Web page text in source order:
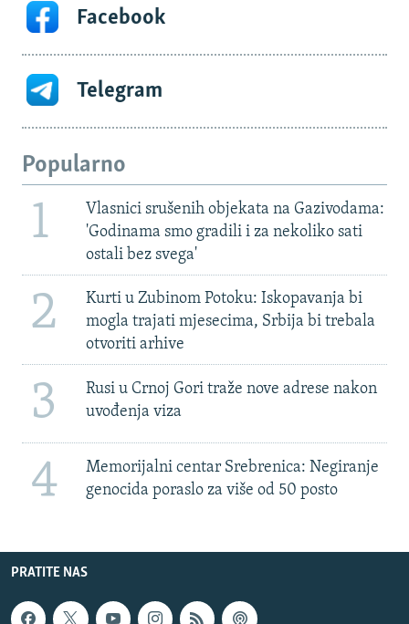
Facebook
Telegram
Popularno
1
Vlasnici srušenih objekata na Gazivodama:
'Godinama smo gradili i za nekoliko sati
ostali bez svega'
2
Kurti u Zubinom Potoku: Iskopavanja bi
mogla trajati mjesecima, Srbija bi trebala
otvoriti arhive
3
Rusi u Crnoj Gori traže nove adrese nakon
uvođenja viza
4
Memorijalni centar Srebrenica: Negiranje
genocida poraslo za više od 50 posto
PRATITE NAS